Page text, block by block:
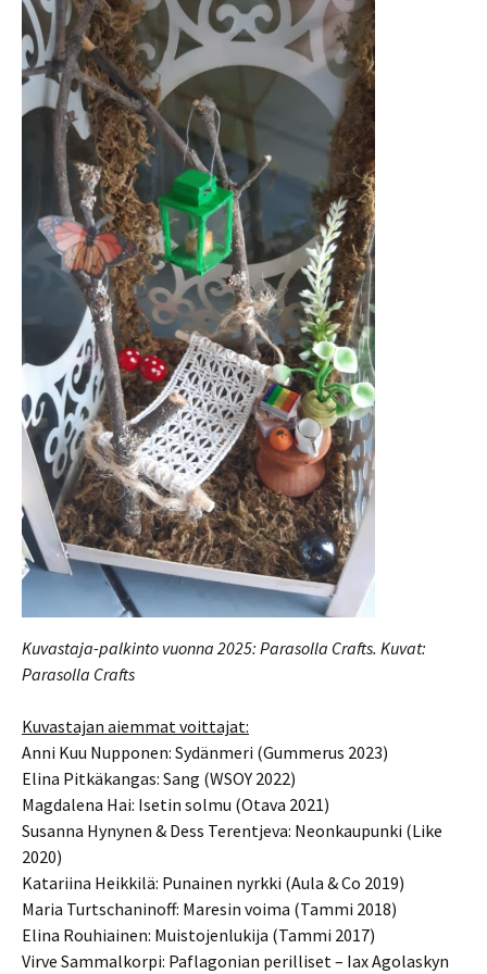
Kuvastaja-palkinto vuonna 2025: Parasolla Crafts. Kuvat:
Parasolla Crafts
Kuvastajan aiemmat voittajat:
Anni Kuu Nupponen: Sydänmeri (Gummerus 2023)
Elina Pitkäkangas: Sang (WSOY 2022)
Magdalena Hai: Isetin solmu (Otava 2021)
Susanna Hynynen & Dess Terentjeva: Neonkaupunki (Like
2020)
Katariina Heikkilä: Punainen nyrkki (Aula & Co 2019)
Maria Turtschaninoff: Maresin voima (Tammi 2018)
Elina Rouhiainen: Muistojenlukija (Tammi 2017)
Virve Sammalkorpi: Paflagonian perilliset – Iax Agolaskyn